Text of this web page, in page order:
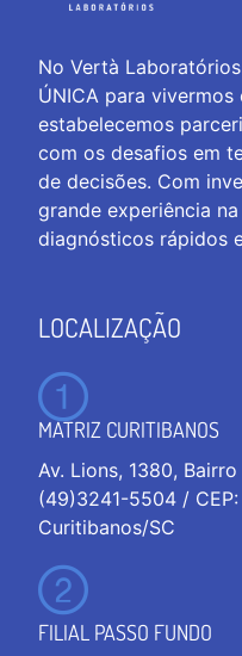
No Vertà
ÚNICA para vivermos
estabelecemos
com os desafios em
de decisões. Com
grande experiência
diagnósticos rápidos
LOCALIZAÇÃO
MATRIZ CURITIBANOS
Av. Lions, 1380,
(49)3241-5504 /
Curitibanos/SC
FILIAL PASSO FUNDO